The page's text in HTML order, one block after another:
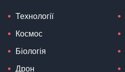
Технології
Космос
Біологія
Дрон